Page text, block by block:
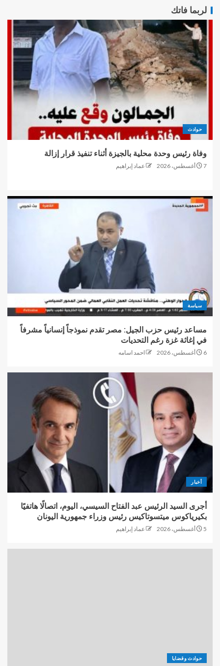
لربما فاتك
حوادث
وفاة رئيس وحدة محلية بالجيزة أثناء تنفيذ قرار إزالة
7 أغسطس، 2026 عماد إبراهيم
سياسة
مساعد رئيس حزب الجيل: مصر تقدم نموذجاً إنسانياً مشرفاً
في إغاثة غزة رغم التحديات
6 أغسطس، 2026 احمد اسامه
أخبار
أجرى السيد الرئيس عبد الفتاح السيسي، اليوم، اتصالًا هاتفيًا
بكيرياكوس ميتسوتاكيس رئيس وزراء جمهورية اليونان
5 أغسطس، 2026 عماد إبراهيم
حوادث وقضايا